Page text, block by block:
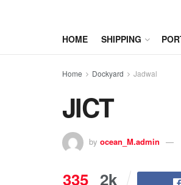
HOME SHIPPING
Home Dockyard Jadwal
JICT
by ocean_M.admin
335 2k